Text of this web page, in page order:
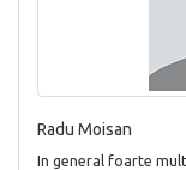
Radu Moisan
In general foarte